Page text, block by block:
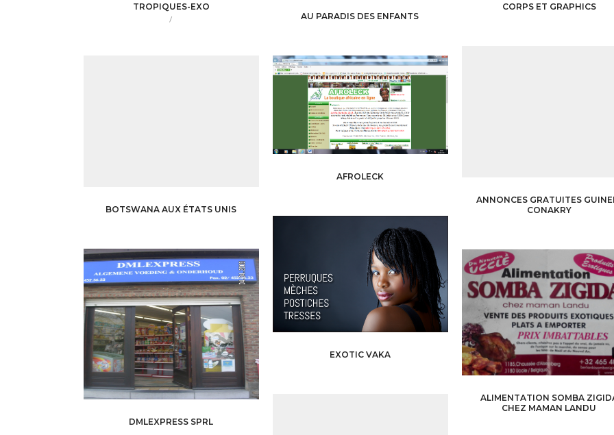
TROPIQUES-EXO
/
CORPS ET GRAPHICS
AU PARADIS DES ENFANTS
ANNONCES GRATUITES
CONAKRY
BOTSWANA AUX ÉTATS UNIS
AFROLECK
EXOTIC VAKA
DMLEXPRESS SPRL
ALIMENTATION SOMBA
CHEZ MAMAN LANDU